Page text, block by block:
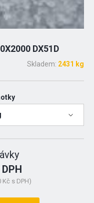
DX51D
Skladem: 2431 kg
Kč s DPH)